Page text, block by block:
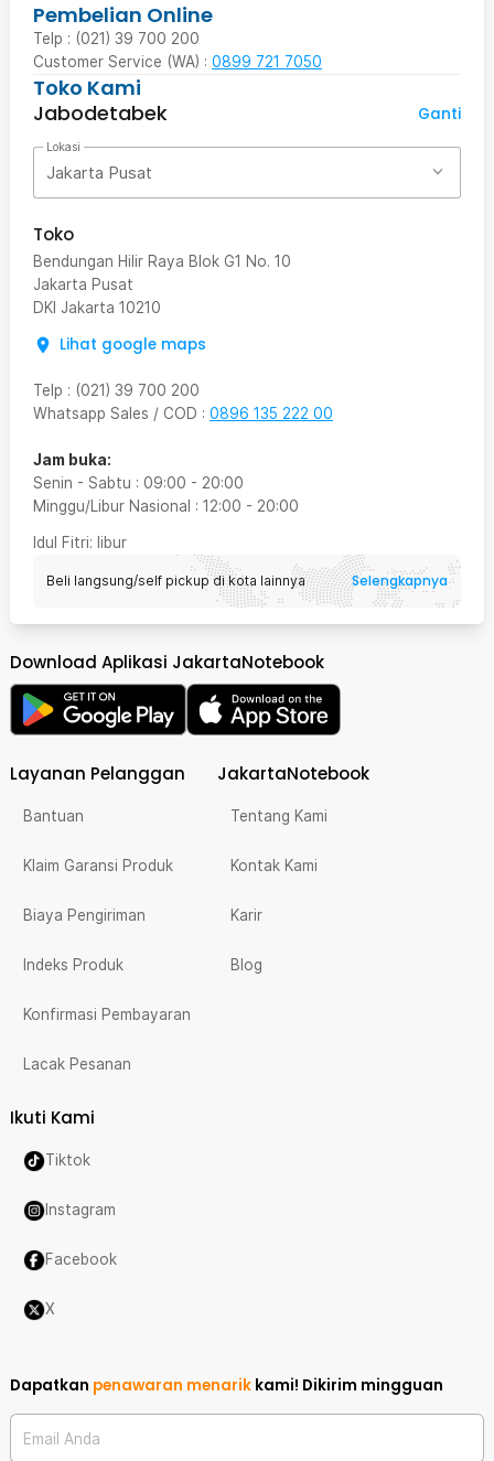
Pembelian Online
Telp : (021) 39 700 200
Customer Service (WA) : 0899 721 7050
Toko Kami
Jabodetabek
Ganti
Lokasi
Jakarta Pusat
Toko
Bendungan Hilir Raya Blok G1 No. 10
Jakarta Pusat
DKI Jakarta 10210
Lihat google maps
Telp : (021) 39 700 200
Whatsapp Sales / COD : 0896 135 222 00
Jam buka:
Senin - Sabtu : 09:00 - 20:00
Minggu/Libur Nasional : 12:00 - 20:00
Idul Fitri: libur
Beli langsung/self pickup di kota lainnya Selengkapnya
Download Aplikasi JakartaNotebook
Layanan Pelanggan
Bantuan
Klaim Garansi Produk
Biaya Pengiriman
Indeks Produk
Konfirmasi Pembayaran
Lacak Pesanan
JakartaNotebook
Tentang Kami
Kontak Kami
Karir
Blog
Ikuti Kami
Tiktok
Instagram
Facebook
X
Dapatkan penawaran menarik kami! Dikirim mingguan
Email Anda